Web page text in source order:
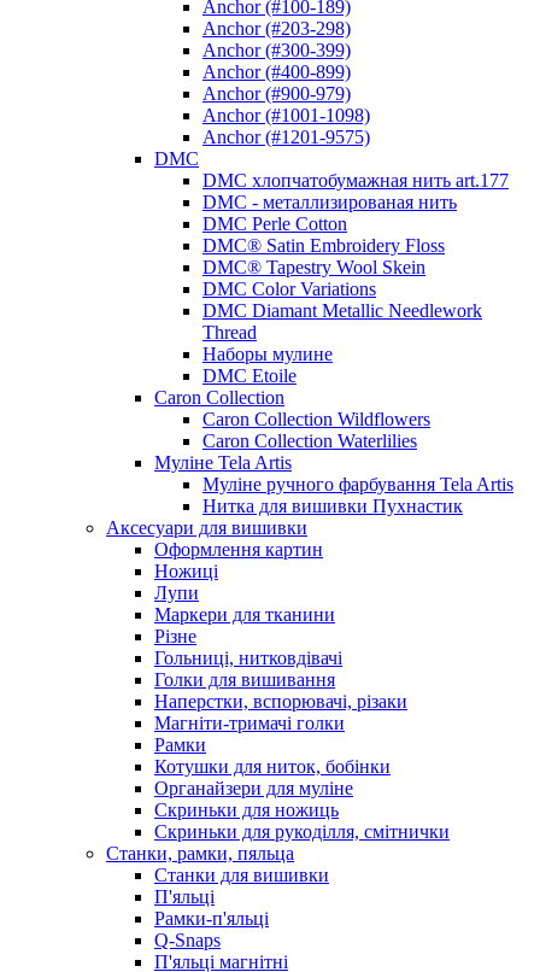
Anchor (#100-189)
Anchor (#203-298)
Anchor (#300-399)
Anchor (#400-899)
Anchor (#900-979)
Anchor (#1001-1098)
Anchor (#1201-9575)
DMC
DMC хлопчатобумажная нить art.177
DMC - металлизированая нить
DMC Perle Cotton
DMC® Satin Embroidery Floss
DMC® Tapestry Wool Skein
DMC Color Variations
DMC Diamant Metallic Needlework
Thread
Наборы мулине
DMC Etoile
Caron Collection
Caron Collection Wildflowers
Caron Collection Waterlilies
Муліне Tela Artis
Муліне ручного фарбування Tela Artis
Нитка для вишивки Пухнастик
Аксесуари для вишивки
Оформлення картин
Ножиці
Лупи
Маркери для тканини
Різне
Гольниці, нитковдівачі
Голки для вишивання
Наперстки, вспорювачі, різаки
Магніти-тримачі голки
Рамки
Котушки для ниток, бобінки
Органайзери для муліне
Скриньки для ножиць
Скриньки для рукоділля, смітнички
Станки, рамки, пяльца
Станки для вишивки
П'яльці
Рамки-п'яльці
Q-Snaps
П'яльці магнітні